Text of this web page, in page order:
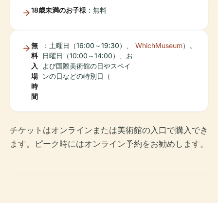
18歳未満のお子様 ：無料
無
料
入
場
時
間
：土曜日（16:00～19:30）、
日曜日（10:00～14:00）、お
よび国際美術館の日やスペイ
ンの日などの特別日（
WhichMuseum）。
チケットはオンラインまたは美術館の入口で購入でき
ます。ピーク時にはオンライン予約をお勧めします。